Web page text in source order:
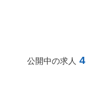
公開中の求人 4